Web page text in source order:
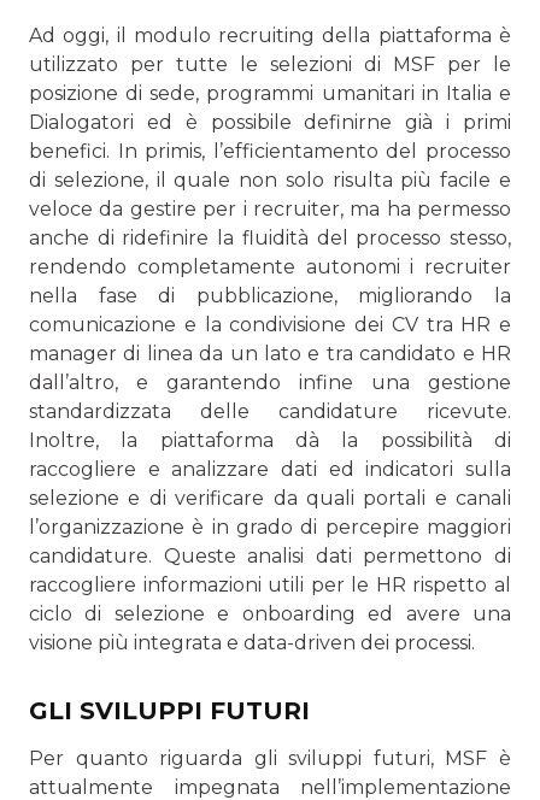
Ad oggi, il modulo recruiting della piattaforma è
utilizzato per tutte le selezioni di MSF per le
posizione di sede, programmi umanitari in Italia e
Dialogatori ed è possibile definirne già i primi
benefici. In primis, l’efficientamento del processo
di selezione, il quale non solo risulta più facile e
veloce da gestire per i recruiter, ma ha permesso
anche di ridefinire la fluidità del processo stesso,
rendendo completamente autonomi i recruiter
nella fase di pubblicazione, migliorando la
comunicazione e la condivisione dei CV tra HR e
manager di linea da un lato e tra candidato e HR
dall’altro, e garantendo infine una gestione
standardizzata delle candidature ricevute.
Inoltre, la piattaforma dà la possibilità di
raccogliere e analizzare dati ed indicatori sulla
selezione e di verificare da quali portali e canali
l’organizzazione è in grado di percepire maggiori
candidature. Queste analisi dati permettono di
raccogliere informazioni utili per le HR rispetto al
ciclo di selezione e onboarding ed avere una
visione più integrata e data-driven dei processi.
GLI SVILUPPI FUTURI
Per quanto riguarda gli sviluppi futuri, MSF è
attualmente impegnata nell’implementazione